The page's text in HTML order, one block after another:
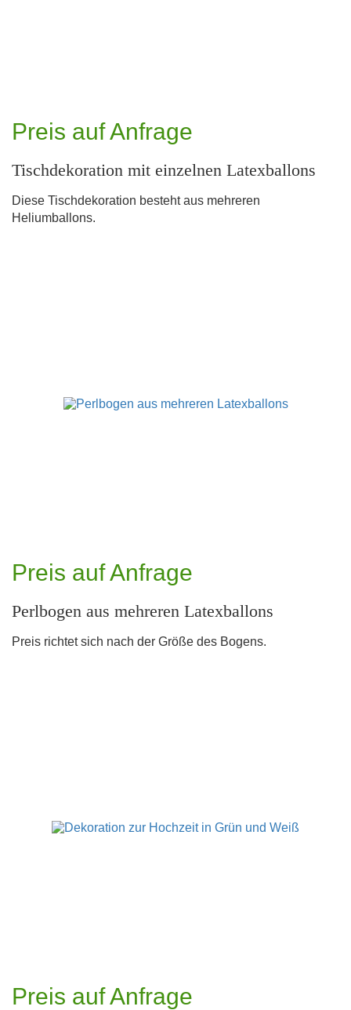
Preis auf Anfrage
Tischdekoration mit einzelnen Latexballons
Diese Tischdekoration besteht aus mehreren
Heliumballons.
Preis auf Anfrage
Perlbogen aus mehreren Latexballons
Preis richtet sich nach der Größe des Bogens.
Preis auf Anfrage